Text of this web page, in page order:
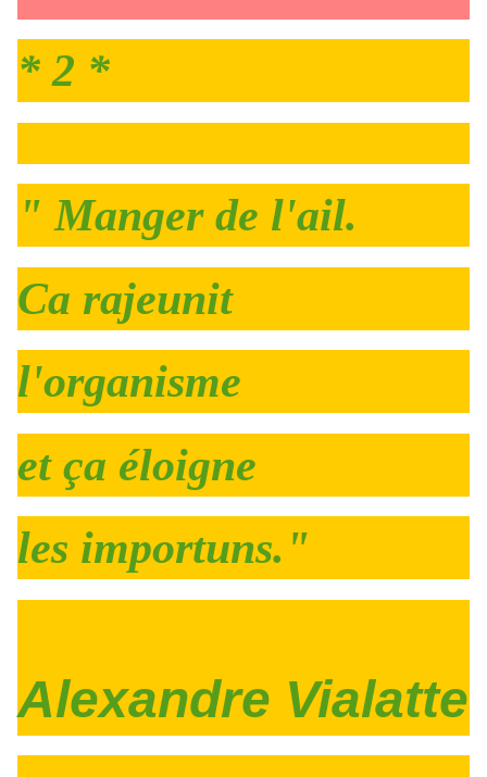
* 2 *
" Manger de l'ail.
Ca rajeunit
l'organisme
et ça éloigne
les importuns."
Alexandre Vialatte